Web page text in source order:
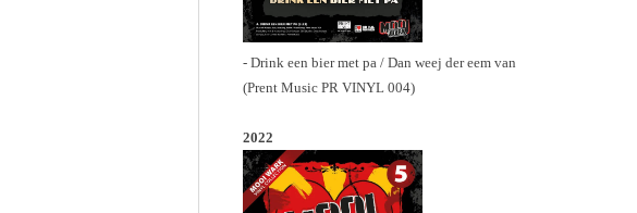
- Drink een bier met pa / Dan weej der eem van
(Prent Music PR VINYL 004)
2022